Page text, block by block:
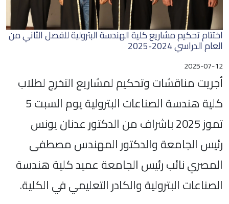
اختتام تحكيم مشاريع كلية الهندسة البترولية للفصل الثاني من
العام الدراسي 2024-2025
2025-07-12
أجريت مناقشات وتحكيم لمشاريع التخرج لطلاب
كلية هندسة الصناعات البترولية يوم السبت 5
تموز 2025 باشراف من الدكتور عدنان يونس
رئيس الجامعة والدكتور المهندس مصطفى
المصري نائب رئيس الجامعة عميد كلية هندسة
الصناعات البترولية والكادر التعليمي في الكلية.